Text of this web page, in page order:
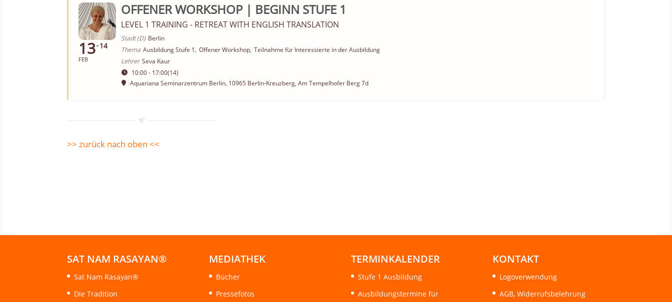
13
FEB
14
OFFENER WORKSHOP | BEGINN STUFE 1
LEVEL 1 TRAINING - RETREAT WITH ENGLISH TRANSLATION
Stadt (D) Berlin
Thema Ausbildung Stufe 1, Offener Workshop, Teilnahme für Interessierte in der Ausbildung
Lehrer Seva Kaur
10:00 - 17:00(14)
Aquariana Seminarzentrum Berlin, 10965 Berlin-Kreuzberg, Am Tempelhofer Berg 7d
>> zurück nach oben <<
SAT NAM RASAYAN®
Sat Nam Rasayan®
Die Tradition
MEDIATHEK
Bücher
Pressefotos
TERMINKALENDER
Stufe 1 Ausbildung
Ausbildungstermine für
KONTAKT
Logoverwendung
AGB, Widerrufsbelehrung